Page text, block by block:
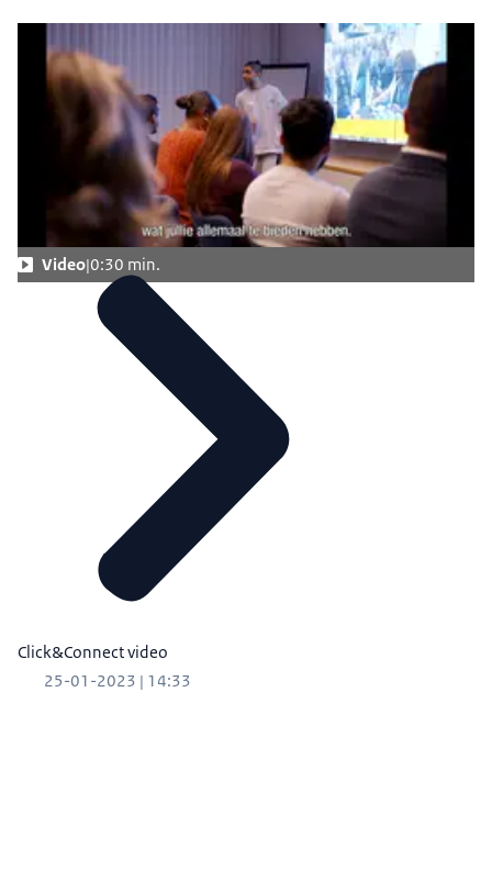
Video 0:30 min.
Click&Connect video
25-01-2023 | 14:33